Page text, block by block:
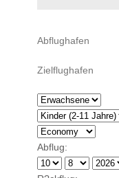
Abflug: